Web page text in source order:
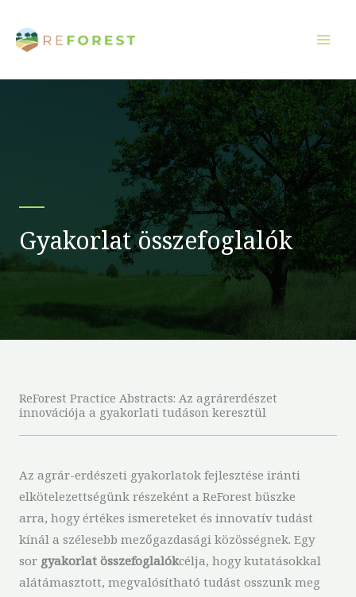
tartalomra
Gyakorlat összefoglalók
ReForest Practice Abstracts: Az agrárerdészet
innovációja a gyakorlati tudáson keresztül
Az agrár-erdészeti gyakorlatok fejlesztése iránti
elkötelezettségünk részeként a ReForest büszke
arra, hogy értékes ismereteket és innovatív tudást
kínál a szélesebb mezőgazdasági közösségnek. Egy
sor gyakorlat összefoglalókcélja, hogy kutatásokkal
alátámasztott, megvalósítható tudást osszunk meg